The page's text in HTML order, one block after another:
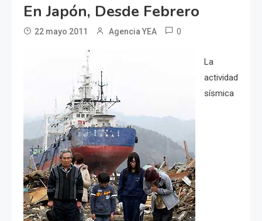
En Japón, Desde Febrero
22 mayo 2011 Agencia YEA 0
La
actividad
sísmica